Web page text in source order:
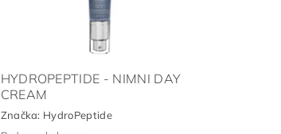
HYDROPEPTIDE - NIMNI DAY
CREAM
Značka: HydroPeptide